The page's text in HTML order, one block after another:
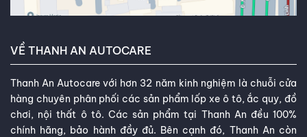
VỀ THANH AN AUTOCARE
Thanh An Autocare với hơn 32 năm kinh nghiệm là chuỗi cửa
hàng chuyên phân phối các sản phẩm lốp xe ô tô, ắc quy, đồ
chơi, nội thất ô tô. Các sản phẩm tại Thanh An đều 100%
chính hãng, bảo hành đầy đủ. Bên cạnh đó, Thanh An còn